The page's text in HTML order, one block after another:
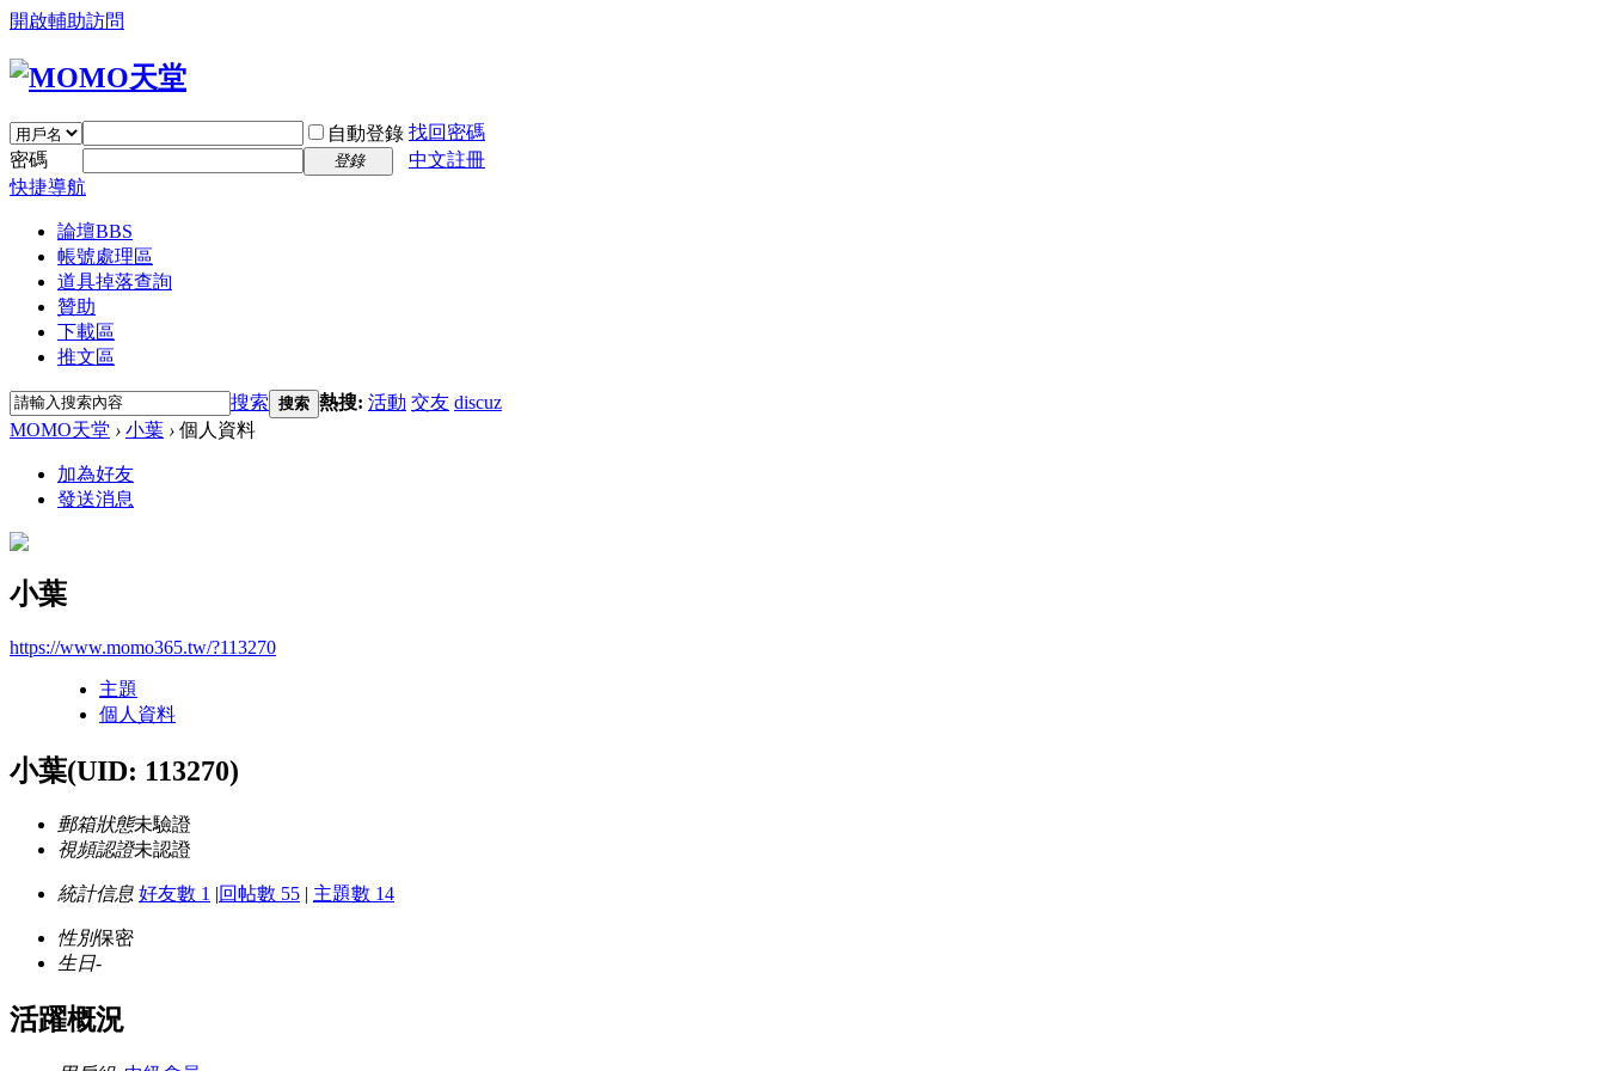
開啟輔助訪問
自動登錄 找回密碼
密碼
登錄
中文註冊
快捷導航
論壇BBS
帳號處理區
道具掉落查詢
贊助
下載區
推文區
搜索 搜索 熱搜: 活動 交友 discuz
MOMO天堂 › 小葉 › 個人資料
加為好友
發送消息
小葉
https://www.momo365.tw/?113270
主題
個人資料
小葉(UID: 113270)
郵箱狀態未驗證
視頻認證未認證
統計信息 好友數 1 |回帖數 55 | 主題數 14
性別保密
生日-
活躍概況